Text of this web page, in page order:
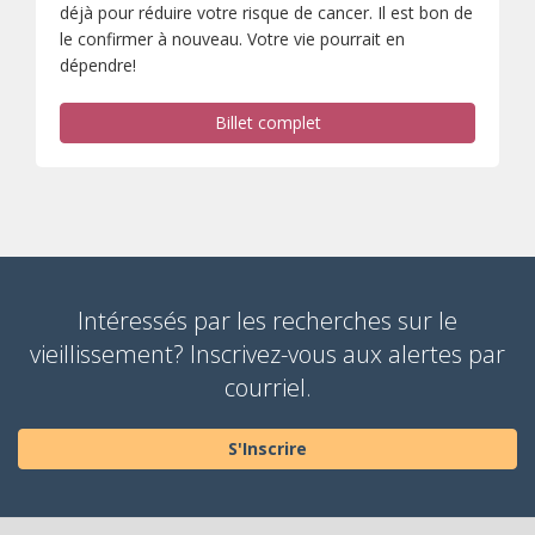
déjà pour réduire votre risque de cancer. Il est bon de
le confirmer à nouveau. Votre vie pourrait en
dépendre!
Billet complet
Intéressés par les recherches sur le
vieillissement? Inscrivez-vous aux alertes par
courriel.
S'Inscrire